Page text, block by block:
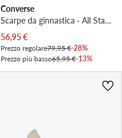
Converse
Scarpe da ginnastica · All Star · Beige
Prezzo attuale
56,95€
Prezzo regolare79,95 €-28%
Prezzo più basso65,95 €-13%